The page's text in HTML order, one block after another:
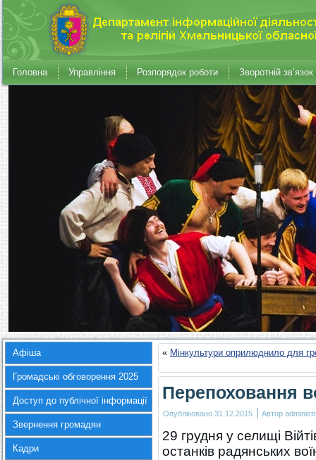
Головна Управління Розпорядок роботи Зворотній зв’язок
Афіша
Громадські обговорення 2025
Доступ до публічної інформації
Звернення громадян
Кадри
« Мінкультури оприлюднило для
Перепоховання
Опубліковано 31.12.2015 | Автор
29 грудня у селищі
останків радянських